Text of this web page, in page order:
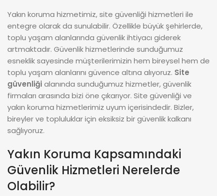
Yakın koruma hizmetimiz, site güvenliği hizmetleri ile
entegre olarak da sunulabilir. Özellikle büyük şehirlerde,
toplu yaşam alanlarında güvenlik ihtiyacı giderek
artmaktadır. Güvenlik hizmetlerinde sunduğumuz
esneklik sayesinde müşterilerimizin hem bireysel hem de
toplu yaşam alanlarını güvence altına alıyoruz. Site
güvenliği alanında sunduğumuz hizmetler, güvenlik
firmaları arasında bizi öne çıkarıyor. Site güvenliği ve
yakın koruma hizmetlerimiz uyum içerisindedir. Bizler,
bireyler ve topluluklar için eksiksiz bir güvenlik kalkanı
sağlıyoruz.
Yakın Koruma Kapsamındaki
Güvenlik Hizmetleri Nerelerde
Olabilir?